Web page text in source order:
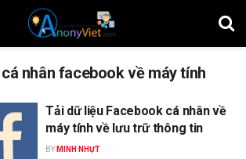
nhân facebook về máy tính
Tải dữ liệu Facebook cá nhân về
máy tính về lưu trữ thông tin
BY MINH NHỰT